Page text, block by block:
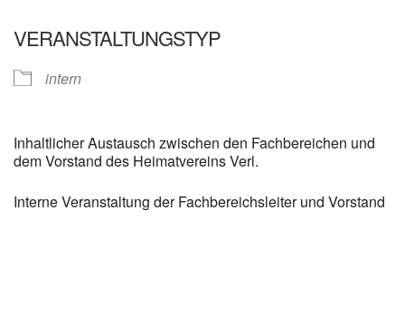
VERANSTALTUNGSTYP
intern
Inhaltlicher Austausch zwischen den Fachbereichen und
dem Vorstand des Heimatvereins Verl.
Interne Veranstaltung der Fachbereichsleiter und Vorstand